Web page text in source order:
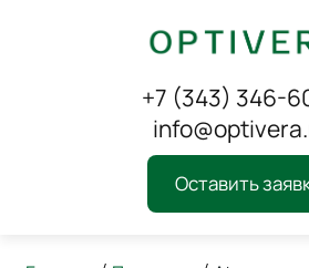
+7 (343) 346-
Оставить